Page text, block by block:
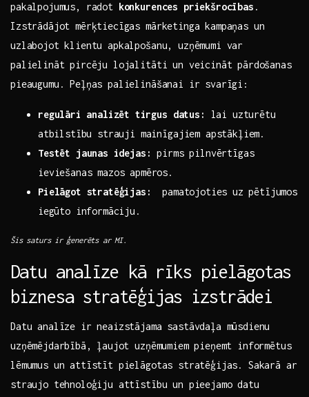
pakalpojumus, radot konkurences‍ priekšrocības .
‌Izstrādājot mērķtiecīgas mārketinga kampaņas un
uzlabojot klientu apkalpošanu, uzņēmumi var
palielināt pircēju lojalitāti ‌un veicināt pārdošanas
pieaugumu. Peļņas palielināšanai ir svarīgi:
regulāri ⁢analizēt ⁢tirgus datus:
lai uzturētu
⁣atbilstību‍ strauji mainīgajiem apstākļiem.
Testēt jaunas ⁤idejas: pirms pilnvērtīgas
ieviešanas mazos apmēros.
Pielāgot stratēģijas:
⁢ pamatojoties⁢ uz pētījumos
⁢iegūto informāciju.
Šis saturs ⁢ir ⁢ģenerēts⁢ ar MI.
Datu analīze kā rīks pielāgotas
biznesa stratēģijas⁣ izstrādei
Datu​ analīze ir neaizstājama sastāvdaļa mūsdienu
uzņēmējdarbībā,⁣ ļaujot uzņēmumiem pieņemt informētus
lēmumus un attīstīt pielāgotas stratēģijas. Sakarā ar⁣
straujo tehnoloģiju attīstību un pieejamo datu